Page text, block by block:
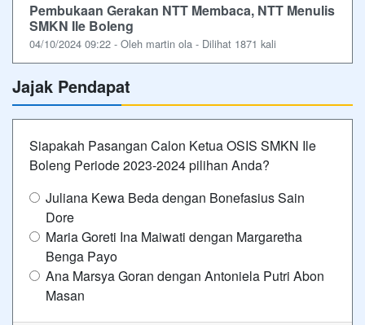
Pembukaan Gerakan NTT Membaca, NTT Menulis
SMKN Ile Boleng
04/10/2024 09:22 - Oleh martin ola - Dilihat 1871 kali
Jajak Pendapat
Siapakah Pasangan Calon Ketua OSIS SMKN Ile
Boleng Periode 2023-2024 pilihan Anda?
Juliana Kewa Beda dengan Bonefasius Sain
Dore
Maria Goreti Ina Maiwati dengan Margaretha
Benga Payo
Ana Marsya Goran dengan Antoniela Putri Abon
Masan